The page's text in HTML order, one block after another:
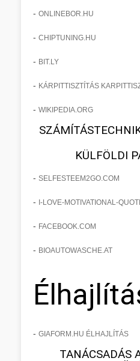
- ONLINEBOR.HU
- CHIPTUNING.HU
- BIT.LY
- KÁRPITTISZTÍTÁS
- WIKIPEDIA.ORG
KÜLFÖLDI
- SELFESTEEM2GO.COM
- I-LOVE-MOTIVATIONAL-
- FACEBOOK.COM
- BIOAUTOWASCHE.AT
- GIAFORM.HU ÉLHAJLÍTÁS
TANÁCSADÁS